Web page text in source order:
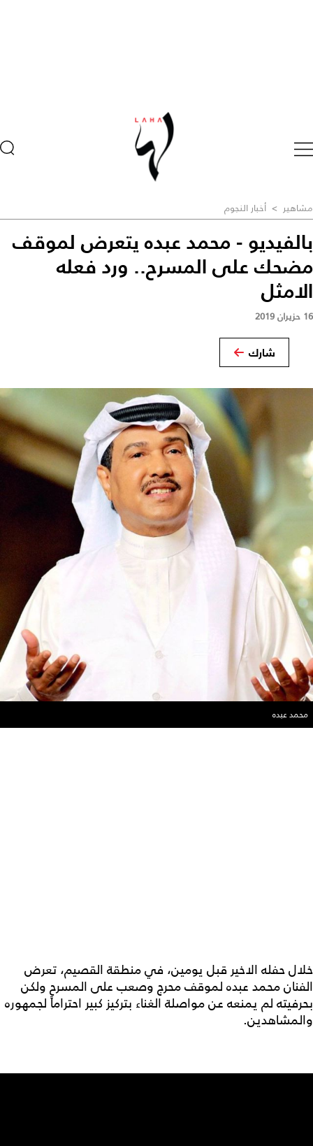
مشاهير > أخبار النجوم
بالفيديو - محمد عبده يتعرض لموقف
مضحك على المسرح.. ورد فعله
الامثل
16 حزيران 2019
شارك
محمد عبده
خلال حفله الاخير قبل يومين، في منطقة القصيم، تعرض
الفنان محمد عبده لموقف محرج وصعب على المسرح ولكن
بحرفيته لم يمنعه عن مواصلة الغناء بتركيز كبير احتراماً لجمهوره
والمشاهدين.